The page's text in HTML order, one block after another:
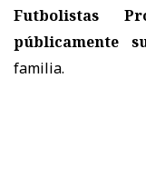
Futbolistas
públicamente
familia.